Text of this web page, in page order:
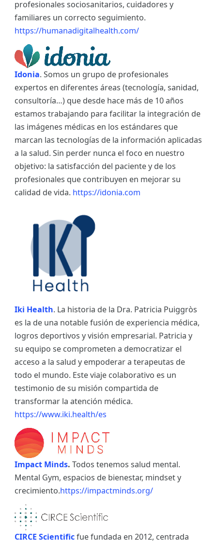
profesionales sociosanitarios, cuidadores y
familiares un correcto seguimiento.
https://humanadigitalhealth.com/
Idonia. Somos un grupo de profesionales
expertos en diferentes áreas (tecnología, sanidad,
consultoría…) que desde hace más de 10 años
estamos trabajando para facilitar la integración de
las imágenes médicas en los estándares que
marcan las tecnologías de la información aplicadas
a la salud. Sin perder nunca el foco en nuestro
objetivo: la satisfacción del paciente y de los
profesionales que contribuyen en mejorar su
calidad de vida. https://idonia.com
Iki Health. La historia de la Dra. Patricia Puiggròs
es la de una notable fusión de experiencia médica,
logros deportivos y visión empresarial. Patricia y
su equipo se comprometen a democratizar el
acceso a la salud y empoderar a terapeutas de
todo el mundo. Este viaje colaborativo es un
testimonio de su misión compartida de
transformar la atención médica.
https://www.iki.health/es
Impact Minds. Todos tenemos salud mental.
Mental Gym, espacios de bienestar, mindset y
crecimiento.https://impactminds.org/
CIRCE Scientificfue fundada en 2012, centrada